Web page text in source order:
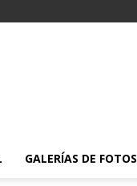
GALERÍAS DE FOTOS